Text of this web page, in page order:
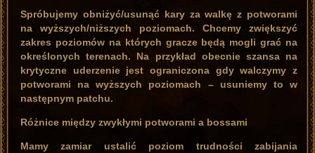
Spróbujemy obniżyć/usunąć kary za walkę z potworami
na wyższych/niższych poziomach. Chcemy zwiększyć
zakres poziomów na których gracze będą mogli grać na
określonych terenach. Na przykład obecnie szansa na
krytyczne uderzenie jest ograniczona gdy walczymy z
potworami na wyższych poziomach – usuniemy to w
następnym patchu.
Różnice między zwykłymi potworami a bossami
Mamy zamiar ustalić poziom trudności zabijania